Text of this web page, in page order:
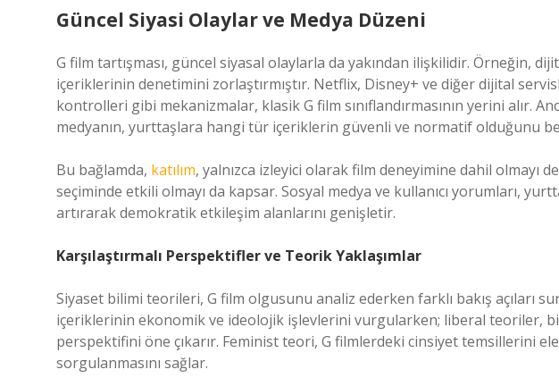
Güncel Siyasi Olaylar ve Medya Düzeni
G film tartışması, güncel siyasal olaylarla da yakından ilişkilidir. Örneğin,
içeriklerinin denetimini zorlaştırmıştır. Netflix, Disney+ ve diğer dijital
kontrolleri gibi mekanizmalar, klasik G film sınıflandırmasının yerini alır.
medyanın, yurttaşlara hangi tür içeriklerin güvenli ve normatif olduğunu
Bu bağlamda, katılım, yalnızca izleyici olarak film deneyimine dahil olmayı
seçiminde etkili olmayı da kapsar. Sosyal medya ve kullanıcı yorumları,
artırarak demokratik etkileşim alanlarını genişletir.
Karşılaştırmalı Perspektifler ve Teorik Yaklaşımlar
Siyaset bilimi teorileri, G film olgusunu analiz ederken farklı bakış açıları
içeriklerinin ekonomik ve ideolojik işlevlerini vurgularken; liberal teoriler,
perspektifini öne çıkarır. Feminist teori, G filmlerdeki cinsiyet temsillerini
sorgulanmasını sağlar.